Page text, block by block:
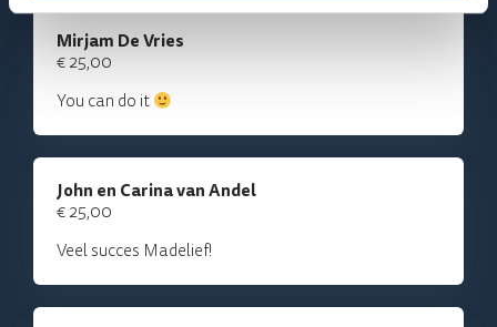
Mirjam De Vries
€ 25,00
You can do it
John en Carina van Andel
€ 25,00
Veel succes Madelief!